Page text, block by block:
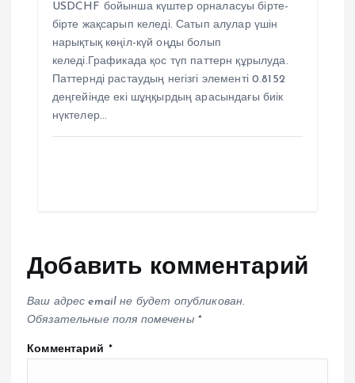
USDCHF бойынша күштер орналасуы бірте-
бірте жақсарып келеді. Сатып алулар үшін
нарықтық көңіл-күй оңды болып
келеді.Графикада қос түп паттерн құрылуда.
Паттернді растаудың негізгі элементі 0.8152
деңгейінде екі шұңқырдың арасындағы биік
нүктелер…
Добавить комментарий
Ваш адрес email не будет опубликован.
Обязательные поля помечены *
Комментарий *